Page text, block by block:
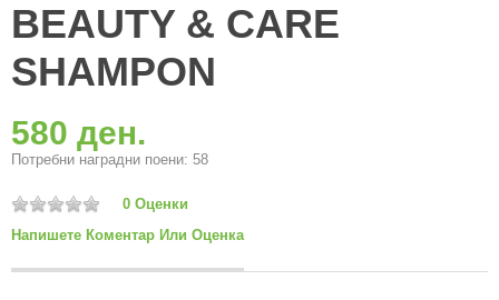
BEAUTY & CARE
SHAMPON
580 ден.
Потребни наградни поени: 58
0 Оценки
Напишете Коментар Или Оценка